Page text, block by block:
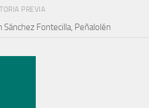
PREVIA
Sánchez Fontecilla, Peñalolén